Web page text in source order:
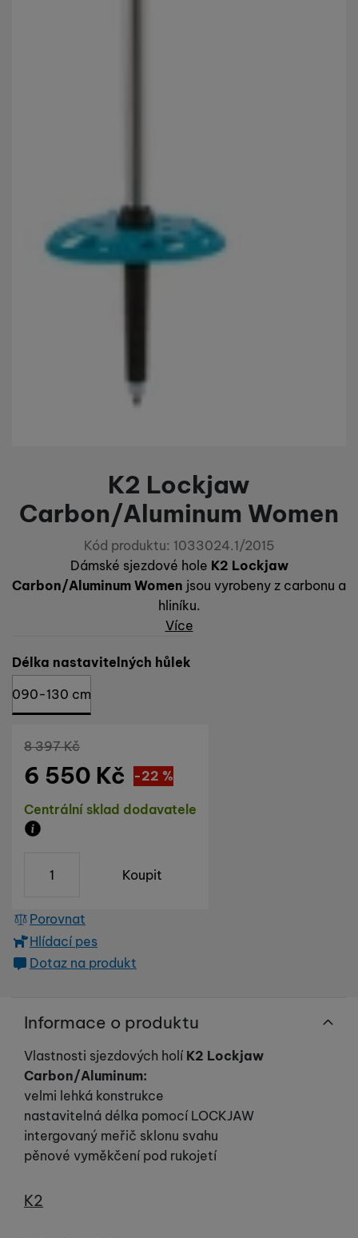
K2 Lockjaw
Carbon/Aluminum Women
Kód produktu: 1033024.1/2015
Dámské sjezdové hole K2 Lockjaw
Carbon/Aluminum Wo­men jsou vyrobeny z carbonu a
hliníku.
Více
Vyberte variantu
Délka nastavitelných hůlek
090-130 cm
Dostupnost
Centrální sklad dodavatele
Původní cena
8 397Kč
Sleva
1 847Kč
(
-22 %
6 550 Kč
Koupit
Porovnat
Hlídací pes
Dotaz na produkt
Informace o produktu
Vlastnosti sjezdových holíK2 Lockjaw
Carbon/Aluminum:
velmi lehká konstrukce
nastavitelná délka pomocí LOCKJAW
intergovaný meřič sklonu svahu
pěnové vyměkčení pod rukojetí
Výrobce
K2